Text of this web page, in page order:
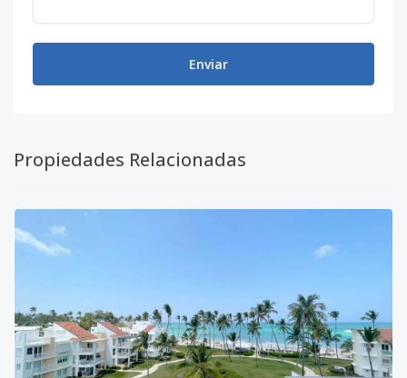
Enviar
Propiedades Relacionadas